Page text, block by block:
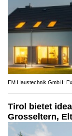
EM Haustechnik GmbH:
Tirol bietet
Grosseltern,